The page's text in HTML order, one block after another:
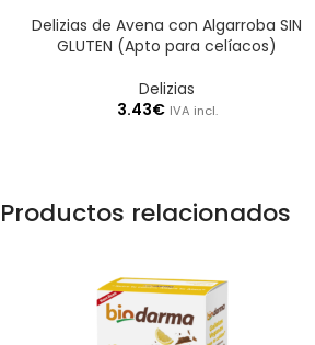
Delizias de Avena con Algarroba SIN
GLUTEN (Apto para celíacos)
Delizias
3.43€ IVA incl.
Productos relacionados